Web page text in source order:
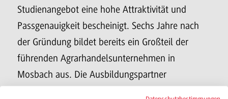
Studienangebot eine hohe Attraktivität und
Passgenauigkeit bescheinigt. Sechs Jahre nach
der Gründung bildet bereits ein Großteil der
führenden Agrarhandelsunternehmen in
Mosbach aus. Die Ausbildungspartner